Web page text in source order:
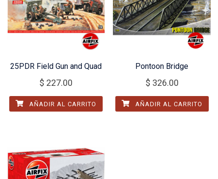
25PDR Field Gun and Quad
$ 227.00
AÑADIR AL CARRITO
Pontoon Bridge
$ 326.00
AÑADIR AL CARRITO